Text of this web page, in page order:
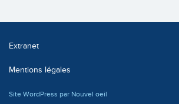
Extranet
Mentions légales
Site WordPress par Nouvel oeil